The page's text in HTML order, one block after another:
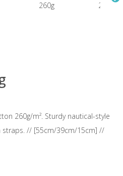
260g/m². Sturdy nautical-style
// [55cm/39cm/15cm] //